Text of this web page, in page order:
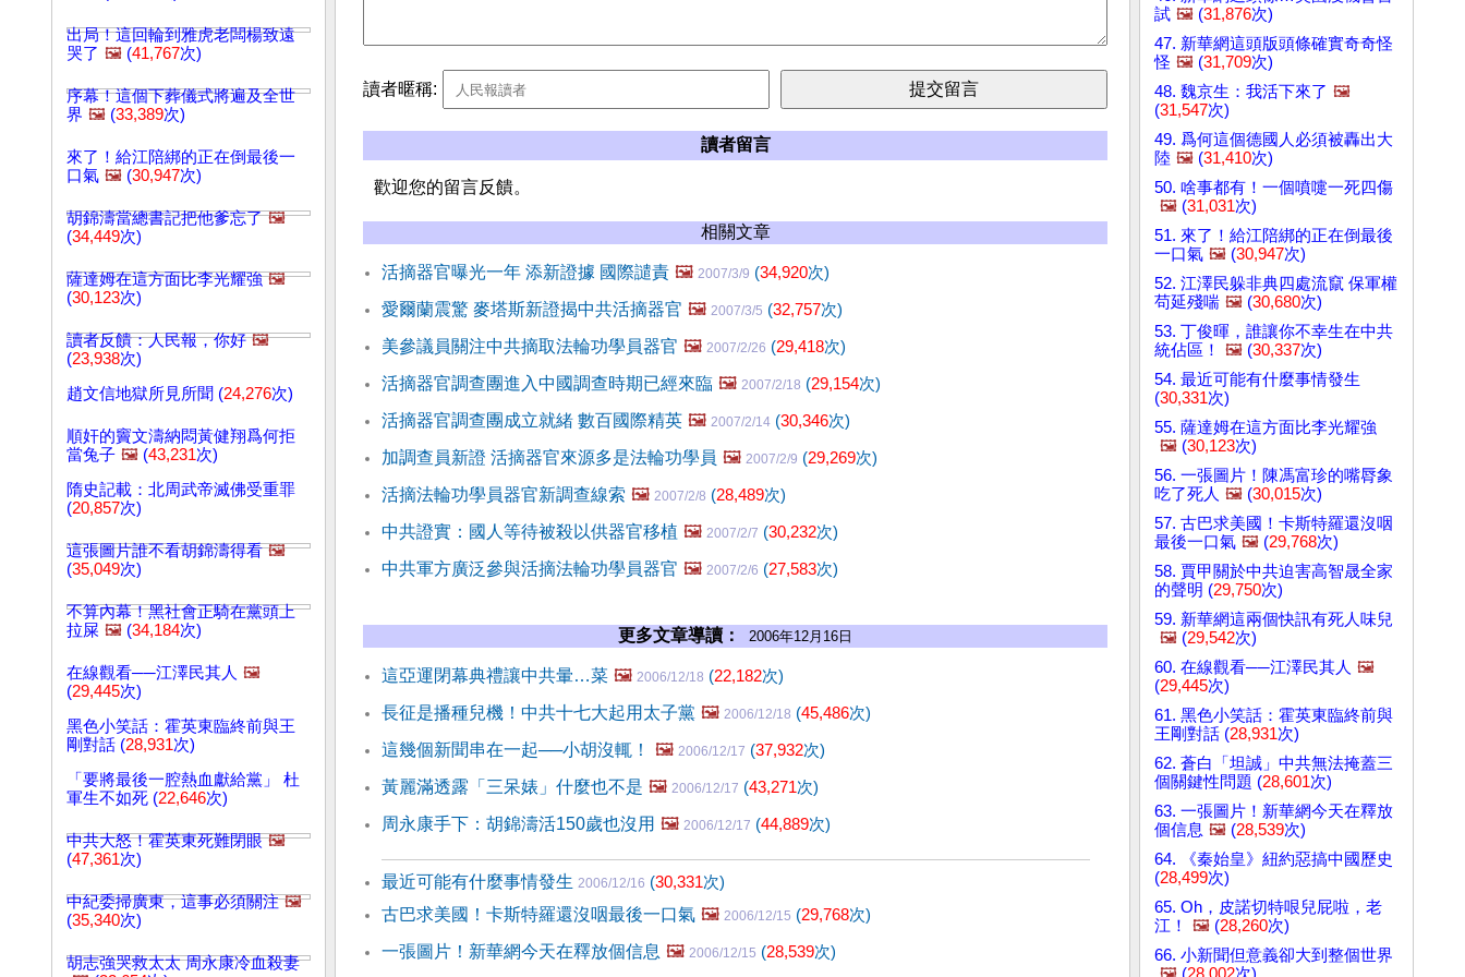
出局！這回輪到雅虎老闆楊致遠
哭了 🖼️ (41,767次)
序幕！這個下葬儀式將遍及全世
界 🖼️ (33,389次)
來了！給江陪綁的正在倒最後一
口氣 🖼️ (30,947次)
胡錦濤當總書記把他爹忘了 🖼️
(34,449次)
薩達姆在這方面比李光耀強 🖼️
(30,123次)
讀者反饋：人民報，你好 🖼️
(23,938次)
趙文信地獄所見所聞 (24,276次)
順奸的竇文濤納悶黃健翔爲何拒
當兔子 🖼️ (43,231次)
隋史記載：北周武帝滅佛受重罪
(20,857次)
這張圖片誰不看胡錦濤得看 🖼️
(35,049次)
不算內幕！黑社會正騎在黨頭上
拉屎 🖼️ (34,184次)
在線觀看──江澤民其人 🖼️
(29,445次)
黑色小笑話：霍英東臨終前與王
剛對話 (28,931次)
「要將最後一腔熱血獻給黨」 杜
軍生不如死 (22,646次)
中共大怒！霍英東死難閉眼 🖼️
(47,361次)
中紀委掃廣東，這事必須關注 🖼️
(35,340次)
胡志強哭救太太 周永康冷血殺妻
讀者暱稱:
讀者留言
歡迎您的留言反饋。
相關文章
活摘器官曝光一年 添新證據 國際譴責 🖼️ 2007/3/9 (34,920次)
愛爾蘭震驚 麥塔斯新證揭中共活摘器官 🖼️ 2007/3/5 (32,757次)
美參議員關注中共摘取法輪功學員器官 🖼️ 2007/2/26 (29,418次)
活摘器官調查團進入中國調查時期已經來臨 🖼️ 2007/2/18 (29,154次)
活摘器官調查團成立就緒 數百國際精英 🖼️ 2007/2/14 (30,346次)
加調查員新證 活摘器官來源多是法輪功學員 🖼️ 2007/2/9 (29,269次)
活摘法輪功學員器官新調查線索 🖼️ 2007/2/8 (28,489次)
中共證實：國人等待被殺以供器官移植 🖼️ 2007/2/7 (30,232次)
中共軍方廣泛參與活摘法輪功學員器官 🖼️ 2007/2/6 (27,583次)
更多文章導讀： 2006年12月16日
這亞運閉幕典禮讓中共暈…菜 🖼️ 2006/12/18 (22,182次)
長征是播種兒機！中共十七大起用太子黨 🖼️ 2006/12/18 (45,486次)
這幾個新聞串在一起──小胡沒輒！
🖼️ 2006/12/17 (37,932次)
黃麗滿透露「三呆婊」什麼也不是 🖼️ 2006/12/17 (43,271次)
周永康手下：胡錦濤活150歲也沒用 🖼️ 2006/12/17 (44,889次)
最近可能有什麼事情發生 2006/12/16 (30,331次)
古巴求美國！卡斯特羅還沒咽最後一口氣 🖼️ 2006/12/15 (29,768次)
一張圖片！新華網今天在釋放個信息 🖼️ 2006/12/15 (28,539次)
試 🖼️ (31,876次)
47. 新華網這頭版頭條確實奇奇怪
怪 🖼️ (31,709次)
48. 魏京生：我活下來了 🖼️
(31,547次)
49. 爲何這個德國人必須被轟出大
陸 🖼️ (31,410次)
50. 啥事都有！一個噴嚏一死四傷
🖼️ (31,031次)
51. 來了！給江陪綁的正在倒最後
一口氣 🖼️ (30,947次)
52. 江澤民躲非典四處流竄 保軍權
苟延殘喘 🖼️ (30,680次)
53. 丁俊暉，誰讓你不幸生在中共
統佔區！
🖼️ (30,337次)
54. 最近可能有什麼事情發生
(30,331次)
55. 薩達姆在這方面比李光耀強
🖼️ (30,123次)
56. 一張圖片！陳馮富珍的嘴脣象
吃了死人 🖼️ (30,015次)
57. 古巴求美國！卡斯特羅還沒咽
最後一口氣 🖼️ (29,768次)
58. 賈甲關於中共迫害高智晟全家
的聲明 (29,750次)
59. 新華網這兩個快訊有死人味兒
🖼️ (29,542次)
60. 在線觀看──江澤民其人 🖼️
(29,445次)
61. 黑色小笑話：霍英東臨終前與
王剛對話 (28,931次)
62. 蒼白「坦誠」中共無法掩蓋三
個關鍵性問題 (28,601次)
63. 一張圖片！新華網今天在釋放
個信息 🖼️ (28,539次)
64. 《秦始皇》紐約惡搞中國歷史
(28,499次)
65. Oh，皮諾切特哏兒屁啦，老
江！
🖼️ (28,260次)
66. 小新聞但意義卻大到整個世界
🖼️ (28,002次)